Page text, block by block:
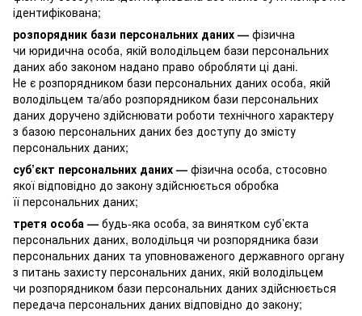
ідентифікована;
розпорядник бази персональних даних — фізична
чи юридична особа, якій володільцем бази персональних
даних або законом надано право обробляти ці дані.
Не є розпорядником бази персональних даних особа, якій
володільцем та/або розпорядником бази персональних
даних доручено здійснювати роботи технічного характеру
з базою персональних даних без доступу до змісту
персональних даних;
суб’єкт персональних даних — фізична особа, стосовно
якої відповідно до закону здійснюється обробка
її персональних даних;
третя особа — будь-яка особа, за винятком суб’єкта
персональних даних, володільця чи розпорядника бази
персональних даних та уповноваженого державного органу
з питань захисту персональних даних, якій володільцем
чи розпорядником бази персональних даних здійснюється
передача персональних даних відповідно до закону;